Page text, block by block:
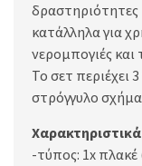
δραστηριότητες
κατάλληλα για
νερομπογιές και
Το σετ περιέχει
στρόγγυλο
Χαρακτηριστικά
-τύπος: 1x πλακέ